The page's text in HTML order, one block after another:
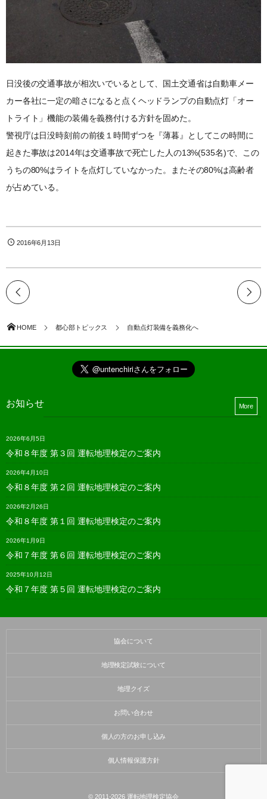
日没後の交通事故が相次いでいるとして、国土交通省は自動車メー
カー各社に一定の暗さになると点くヘッドランプの自動点灯「オー
トライト」機能の装備を義務付ける方針を固めた。
警視庁は日没時刻前の前後１時間ずつを『薄暮』としてこの時間に
起きた事故は2014年は交通事故で死亡した人の13%(535名)で、この
うちの80%はライトを点灯していなかった。またその80%は高齢者
が占めている。
2016年6月13日
HOME 都心部トピックス 自動点灯装備を義務化へ
お知らせ
2026年6月5日
令和８年度 第３回 運転地理検定のご案内
2026年4月10日
令和８年度 第２回 運転地理検定のご案内
2026年2月26日
令和８年度 第１回 運転地理検定のご案内
2026年1月9日
令和７年度 第６回 運転地理検定のご案内
2025年10月12日
令和７年度 第５回 運転地理検定のご案内
More
協会について
地理検定試験について
地理クイズ
お問い合わせ
個人の方のお申し込み
個人情報保護方針
© 2011-2026 運転地理検定協会